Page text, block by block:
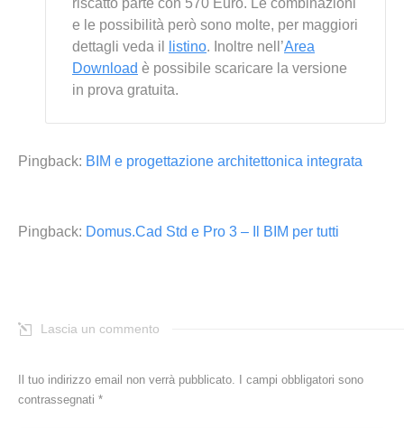
e le possibilità però sono molte, per maggiori
dettagli veda il
listino. Inoltre nell’Area
Download è possibile scaricare la versione
in prova gratuita.
Pingback: BIM e progettazione architettonica integrata
Pingback: Domus.Cad Std e Pro 3 – Il BIM per tutti
Lascia un commento
Il tuo indirizzo email non verrà pubblicato. I campi obbligatori sono
contrassegnati *